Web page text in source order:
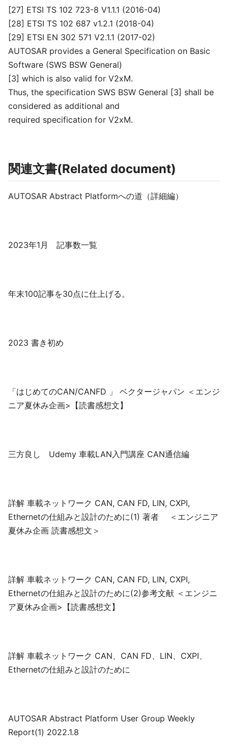
[27] ETSI TS 102 723-8 V1.1.1 (2016-04)
[28] ETSI TS 102 687 v1.2.1 (2018-04)
[29] ETSI EN 302 571 V2.1.1 (2017-02)
AUTOSAR provides a General Specification on Basic
Software (SWS BSW General)
[3] which is also valid for V2xM.
Thus, the specification SWS BSW General [3] shall be
considered as additional and
required specification for V2xM.
関連文書(Related document)
AUTOSAR Abstract Platformへの道（詳細編）
2023年1月 記事数一覧
年末100記事を30点に仕上げる。
2023 書き初め
「はじめてのCAN/CANFD 」 ベクタージャパン ＜エンジ
ニア夏休み企画>【読書感想文】
三方良し Udemy 車載LAN入門講座 CAN通信編
詳解 車載ネットワーク CAN, CAN FD, LIN, CXPI,
Ethernetの仕組みと設計のために(1) 著者 ＜エンジニア
夏休み企画 読書感想文＞
詳解 車載ネットワーク CAN, CAN FD, LIN, CXPI,
Ethernetの仕組みと設計のために(2)参考文献 ＜エンジニ
ア夏休み企画>【読書感想文】
詳解 車載ネットワーク CAN、CAN FD、LIN、CXPI、
Ethernetの仕組みと設計のために
AUTOSAR Abstract Platform User Group Weekly
Report(1) 2022.1.8